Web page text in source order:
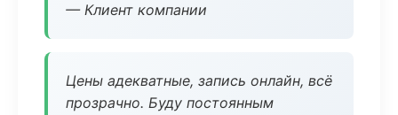
— Клиент компании
Цены адекватные, запись онлайн, всё
прозрачно. Буду постоянным